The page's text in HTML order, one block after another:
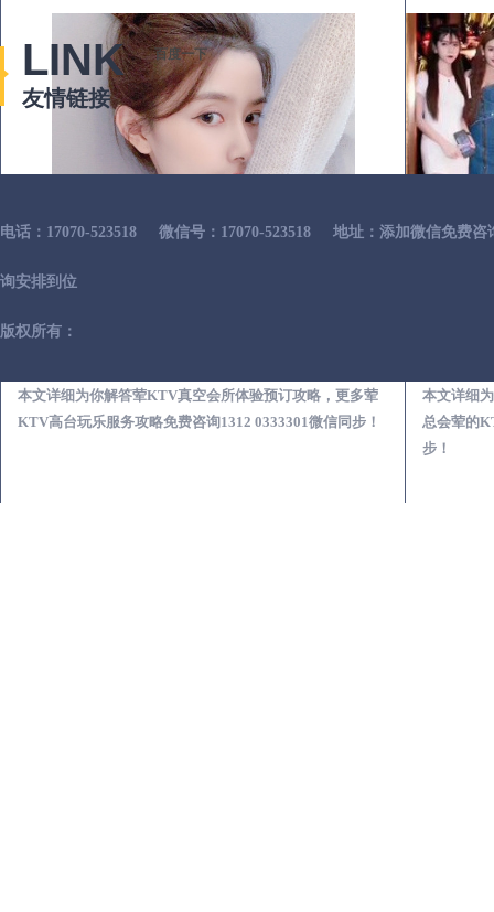
本文详细为你解答荤KTV真空会所体验预订攻略，更多荤
KTV高台玩乐服务攻略免费咨询1312 0333301微信同步！
本文详细
总会荤的
步！
LINK
友情链接
百度一下
电话：17070-523518 微信号：17070-523518 地址：添加微信免费
询安排到位
版权所有：